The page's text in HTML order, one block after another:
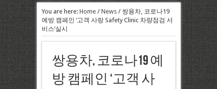
You are here: Home/ News/ 쌍용차, 코로나19
예방 캠페인 ‘고객 사랑 Safety Clinic 차량점검 서
비스’실시
쌍용차, 코로나19 예
방 캠페인 ‘고객 사